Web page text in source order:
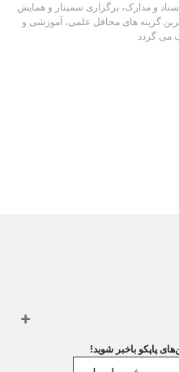
و مدارک، برگزاری سمینار و همایش
گزینه های محافل علمی، آموزشی و
می گردد
پاپکو باخبر شوید!